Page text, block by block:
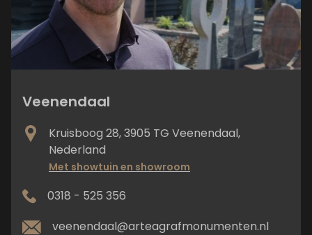
Veenendaal
Kruisboog 28, 3905 TG Veenendaal,
Nederland
Met showtuin en showroom
0318 - 525 356
veenendaal@arteagrafmonumenten.nl